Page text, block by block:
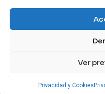
Ver
Privacidad y Cookies
ARMAMENTO Y